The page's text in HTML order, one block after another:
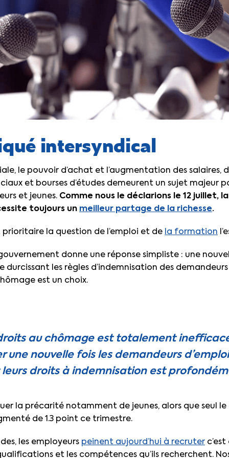
intersyndical
le pouvoir d’achat et l’augmentation des salaires,
et bourses d’études demeurent un sujet majeur
et jeunes. Comme nous le déclarions le 12 juillet,
toujours un meilleur partage de la richesse.
la question de l’emploi et de la formation
donne une réponse simpliste : une
durcissant les règles d’indemnisation des demandeurs
est un choix.
au chômage est totalement
une nouvelle fois les demandeurs
droits à indemnisation est
la précarité notamment de jeunes, alors que seul
de 1.3 point ce trimestre.
les employeurs peinent aujourd’hui à recruter
et les compétences qu’ils recherchent.